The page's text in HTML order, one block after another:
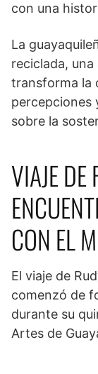
con una
La
reciclada,
transforma la
percepciones
sobre la
VIAJE DE
CON EL
El viaje de
comenzó de
durante su
Artes de